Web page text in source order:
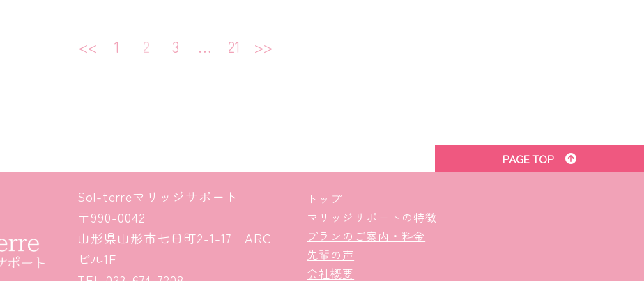
<< 1 2 3 … 21 >>
PAGE TOP
Sol-terreマリッジサポート
〒990-0042
山形県山形市七日町2-1-17 ARC
ビル1F
トップ
マリッジサポートの特徴
プランのご案内・料金
先輩の声
会社概要